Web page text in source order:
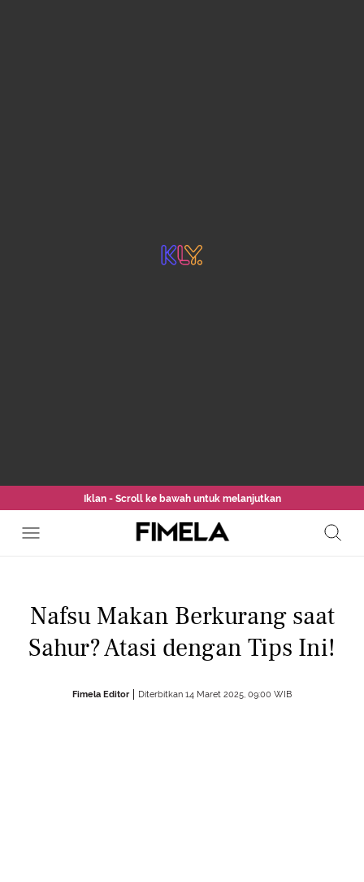
Iklan - Scroll ke bawah untuk melanjutkan
Nafsu Makan Berkurang saat
Sahur? Atasi dengan Tips Ini!
Fimela Editor Diterbitkan 14 Maret 2025, 09:00 WIB